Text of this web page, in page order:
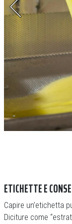
ETICHETTE E
Capire un’etichetta
Diciture come